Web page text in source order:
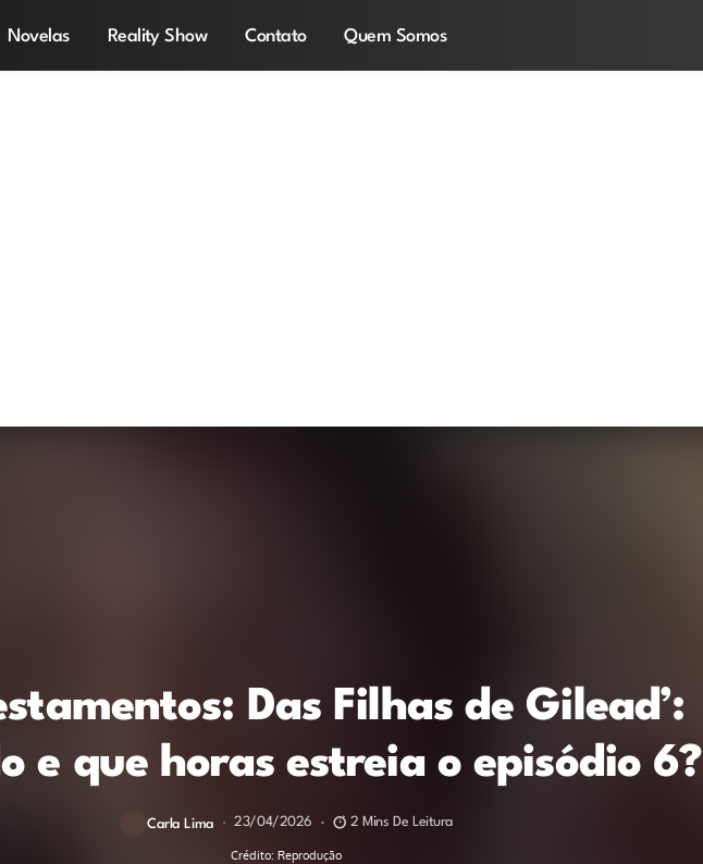
Novelas Reality Show Contato Quem Somos
Das Filhas de Gilead’:
e que horas estreia o episódio 6?
Carla Lima 23/04/2026 2 Mins De Leitura
Crédito: Reprodução